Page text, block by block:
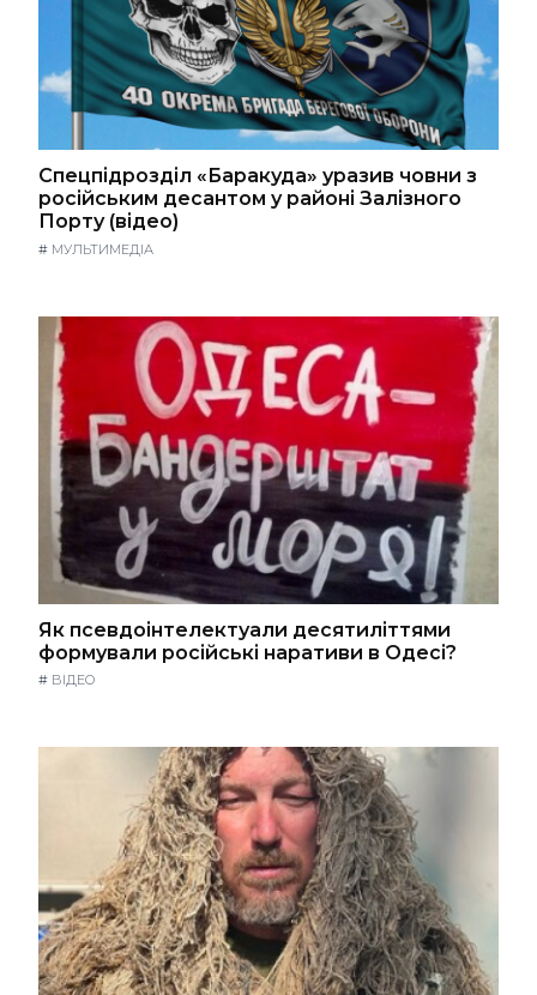
Спецпідрозділ «Баракуда» уразив човни з
російським десантом у районі Залізного
Порту (відео)
# МУЛЬТИМЕДІА
Як псевдоінтелектуали десятиліттями
формували російські наративи в Одесі?
# ВІДЕО